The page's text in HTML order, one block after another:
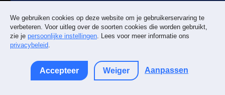
Veilig en betrouwbaar:
Klasse 1 gecertificeerde laser
We gebruiken cookies op deze website om je gebruikerservaring te
verbeteren. Voor uitleg over de soorten cookies die worden gebruikt,
zie je persoonlijke instellingen. Lees voor meer informatie ons
privacybeleid.
Accepteer Weiger Aanpassen